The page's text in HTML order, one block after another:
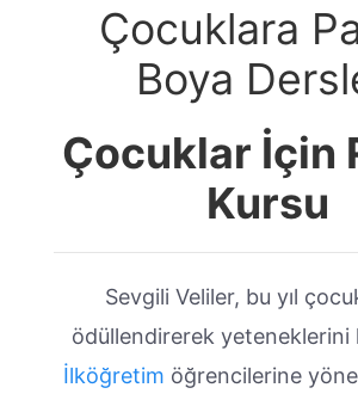
Çocuklara
Boya
Çocuklar İçin
Kursu
Sevgili Veliler, bu yıl
ödüllendirerek yeteneklerini
İlköğretim öğrencilerine